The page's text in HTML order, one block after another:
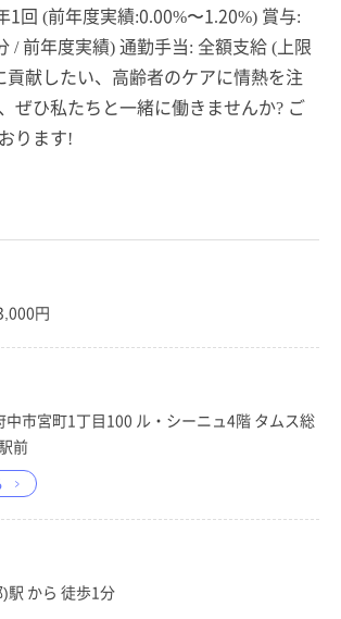
1回 (前年度実績:0.00%〜1.20%) 賞与:
/ 前年度実績) 通勤手当: 全額支給 (上限
貢献したい、高齢者のケアに情熱を注
ぜひ私たちと一緒に働きませんか? ご
ります!
円
市宮町1丁目100 ル・シーニュ4階 タムス総
前
駅 から 徒歩1分